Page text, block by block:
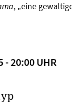
, „eine
- 20:00 UHR